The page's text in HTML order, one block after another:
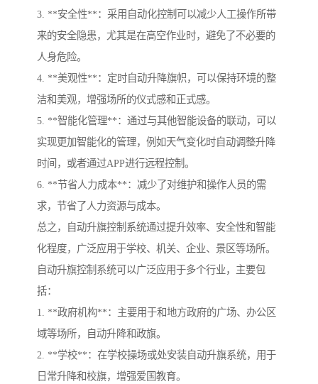
3. **安全性**：采用自动化控制可以减少人工操作所带
来的安全隐患，尤其是在高空作业时，避免了不必要的
人身危险。
4. **美观性**：定时自动升降旗帜，可以保持环境的整
洁和美观，增强场所的仪式感和正式感。
5. **智能化管理**：通过与其他智能设备的联动，可以
实现更加智能化的管理，例如天气变化时自动调整升降
时间，或者通过APP进行远程控制。
6. **节省人力成本**：减少了对维护和操作人员的需
求，节省了人力资源与成本。
总之，自动升旗控制系统通过提升效率、安全性和智能
化程度，广泛应用于学校、机关、企业、景区等场所。
自动升旗控制系统可以广泛应用于多个行业，主要包
括：
1. **政府机构**：主要用于和地方政府的广场、办公区
域等场所，自动升降和政旗。
2. **学校**：在学校操场或处安装自动升旗系统，用于
日常升降和校旗，增强爱国教育。